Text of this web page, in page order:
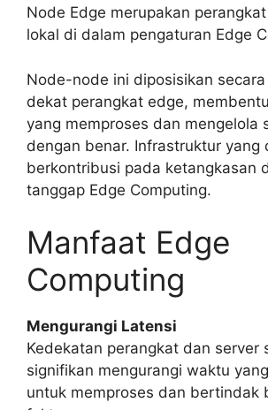
Node Edge merupakan
lokal di dalam pengaturan Edge
Node-node ini diposisikan
dekat perangkat edge,
yang memproses dan mengelola
dengan benar. Infrastruktur yang
berkontribusi pada ketangkasan
tanggap Edge Computing.
Manfaat Edge
Computing
Mengurangi Latensi
Kedekatan perangkat dan server
signifikan mengurangi waktu
untuk memproses dan bertindak